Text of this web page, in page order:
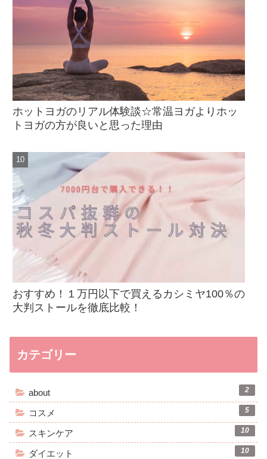
ホットヨガのリアル体験談☆常温ヨガよりホッ
トヨガの方が良いと思った理由
おすすめ！１万円以下で買えるカシミヤ100％の
大判ストールを徹底比較！
カテゴリー
about 2
コスメ 5
スキンケア 10
ダイエット 10